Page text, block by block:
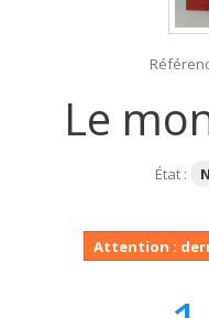
Le
État :
Attention :